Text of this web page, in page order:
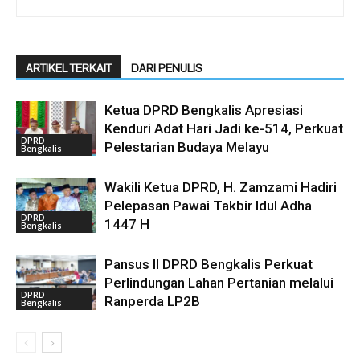
ARTIKEL TERKAIT DARI PENULIS
DPRD
Bengkalis
Ketua DPRD Bengkalis Apresiasi
Kenduri Adat Hari Jadi ke-514, Perkuat
Pelestarian Budaya Melayu
DPRD
Bengkalis
Wakili Ketua DPRD, H. Zamzami Hadiri
Pelepasan Pawai Takbir Idul Adha
1447 H
DPRD
Bengkalis
Pansus II DPRD Bengkalis Perkuat
Perlindungan Lahan Pertanian melalui
Ranperda LP2B